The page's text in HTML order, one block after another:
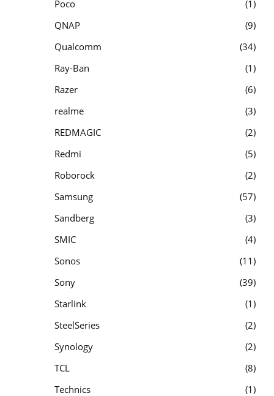
Poco
1
QNAP
9
Qualcomm
34
Ray-Ban
1
Razer
6
realme
3
REDMAGIC
2
Redmi
5
Roborock
2
Samsung
57
Sandberg
3
SMIC
4
Sonos
11
Sony
39
Starlink
1
SteelSeries
2
Synology
2
TCL
8
Technics
1